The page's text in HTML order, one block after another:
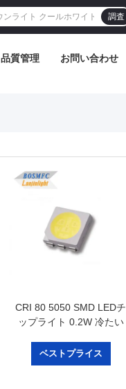
調査
品質管理 お問い合わせ
CRI 80 5050 SMD LEDチ
ップライト 0.2W 冷たい
ライト
ベストプライス